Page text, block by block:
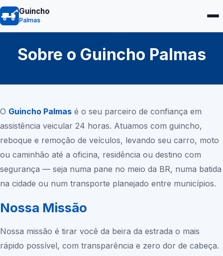
Guincho
Palmas
Sobre o Guincho Palmas
O Guincho Palmas é o seu parceiro de confiança em
assistência veicular 24 horas. Atuamos com guincho,
reboque e remoção de veículos, levando seu carro, moto
ou caminhão até a oficina, residência ou destino com
segurança — seja numa pane no meio da BR, numa batida
na cidade ou num transporte planejado entre municípios.
Nossa Missão
Nossa missão é tirar você da beira da estrada o mais
rápido possível, com transparência e zero dor de cabeça.